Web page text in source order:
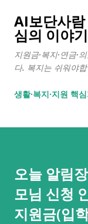
AI보단사
심의 이야기
지원금·복지·연금·
다. 복지는 쉬워야
생활∙복지∙지원 핵
오늘 알림
모님 신청
지원금(입